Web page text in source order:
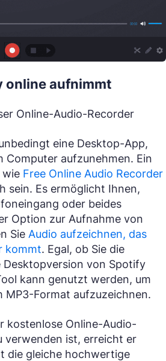
online aufnimmt
Online-Audio-Recorder
eine Desktop-App,
Computer aufzunehmen. Ein
wie Free Online Audio Recorder
sein. Es ermöglicht Ihnen,
oder beides
Option zur Aufnahme von
Sie Audio aufzeichnen, das
kommt. Egal, ob Sie die
Desktopversion von Spotify
kann genutzt werden, um
MP3-Format aufzuzeichnen.
kostenlose Online-Audio-
verwenden ist, erreicht er
die gleiche hochwertige